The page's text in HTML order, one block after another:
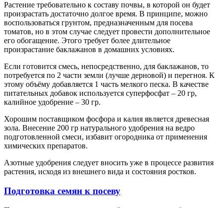
Растение требовательно к составу почвы, в которой он будет
произрастать достаточно долгое время. В принципе, можно
воспользоваться грунтом, предназначенным для посева
томатов, но в этом случае следует провести дополнительное
его обогащение. Этого требует более длительное
произрастание баклажанов в домашних условиях.
Если готовится смесь, непосредственно, для баклажанов, то
потребуется по 2 части земли (лучше дерновой) и перегноя. К
этому объёму добавляется 1 часть мелкого песка. В качестве
питательных добавок используется суперфосфат – 20 гр,
калийное удобрение – 30 гр.
Хорошим поставщиком фосфора и калия является древесная
зола. Внесение 200 гр натурального удобрения на ведро
подготовленной смеси, избавит огородника от применения
химических препаратов.
Азотные удобрения следует вносить уже в процессе развития
растения, исходя из внешнего вида и состояния ростков.
Подготовка семян к посеву